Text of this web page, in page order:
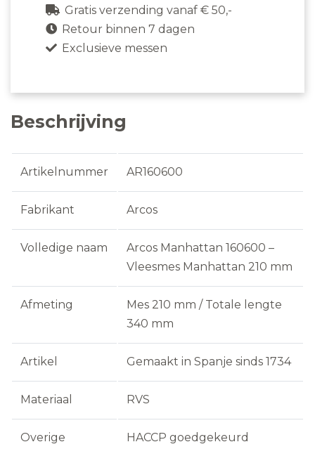
Gratis verzending vanaf € 50,-
Retour binnen 7 dagen
Exclusieve messen
Beschrijving
Artikelnummer AR160600
Fabrikant Arcos
Volledige naam
Arcos Manhattan 160600 –
Vleesmes Manhattan 210 mm
Afmeting
Mes 210 mm / Totale lengte
340 mm
Artikel Gemaakt in Spanje sinds 1734
Materiaal RVS
Overige
HACCP goedgekeurd